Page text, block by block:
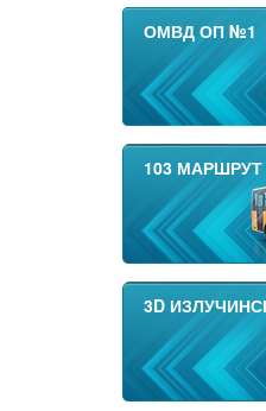
ОМВД ОП №1
103 МАРШРУТ
3D